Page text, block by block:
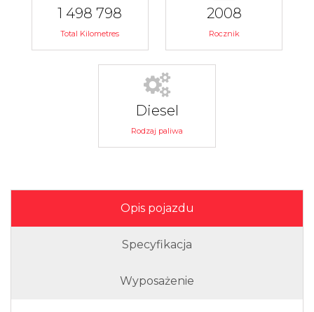
1 498 798
Total Kilometres
2008
Rocznik
Diesel
Rodzaj paliwa
Opis pojazdu
Specyfikacja
Wyposażenie